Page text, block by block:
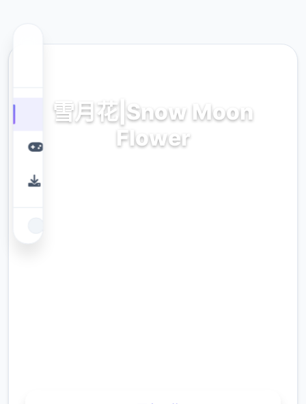
雪月花|Snow Moon
Flower